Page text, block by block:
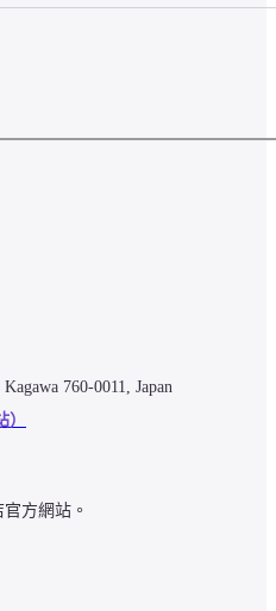
760-0011, Japan
方網站。